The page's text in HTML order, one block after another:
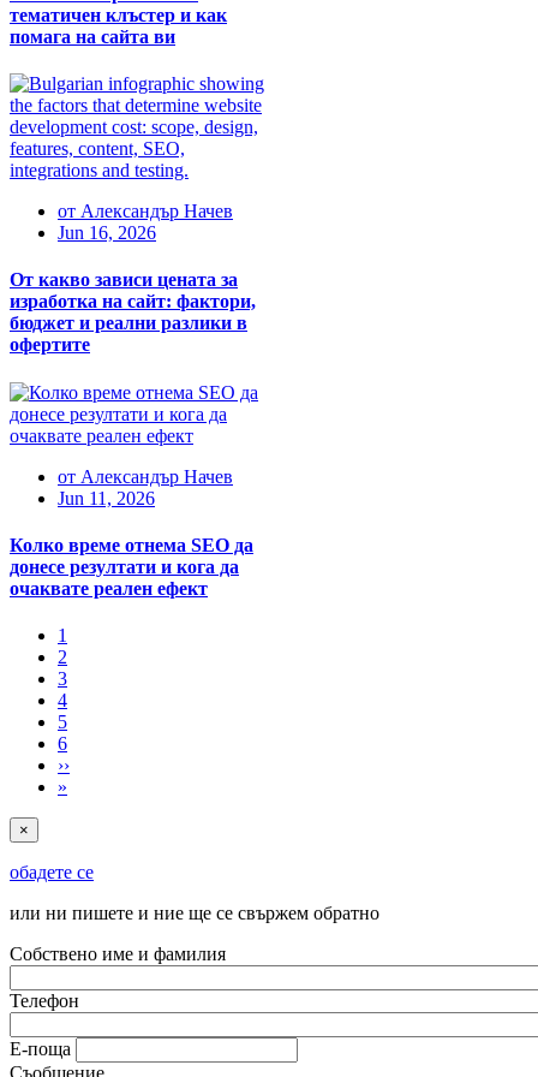
тематичен клъстер и как
помага на сайта ви
от Александър Начев
Jun 16, 2026
От какво зависи цената за
изработка на сайт: фактори,
бюджет и реални разлики в
офертите
от Александър Начев
Jun 11, 2026
Колко време отнема SEO да
донесе резултати и кога да
очаквате реален ефект
1
2
3
4
5
6
››
»
×
обадете се
или ни пишете и ние ще се свържем обратно
Собствено име и фамилия
Телефон
Е-поща